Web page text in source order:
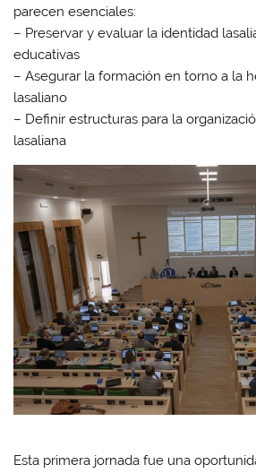
parecen esenciales:
– Preservar y evaluar la identidad
educativas
– Asegurar la formación en torno a la
lasaliano
– Definir estructuras para la
lasaliana
Esta primera jornada fue una